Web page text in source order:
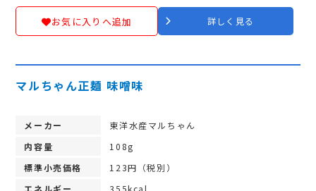
お気に入りへ追加 詳しく見る
マルちゃん正麺 味噌味
メーカー
東洋水産マルちゃん
内容量
108g
標準小売価格
123円（税別）